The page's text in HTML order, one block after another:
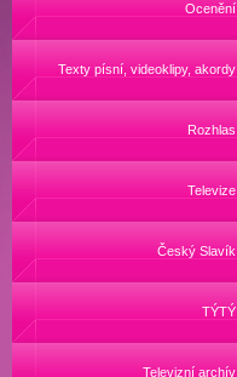
Ocenění
Texty písní, videoklipy, akordy
Rozhlas
Televize
Český Slavík
TÝTÝ
Televizní archív